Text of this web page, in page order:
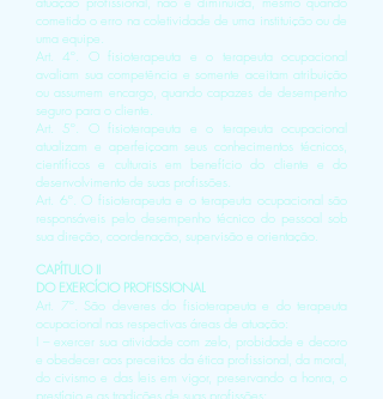
cometido o erro na coletividade de uma instituição ou de
uma equipe.
Art. 4º. O fisioterapeuta e o terapeuta ocupacional
avaliam sua competência e somente aceitam atribuição
ou assumem encargo, quando capazes de desempenho
seguro para o cliente.
Art. 5º. O fisioterapeuta e o terapeuta ocupacional
atualizam e aperfeiçoam seus conhecimentos técnicos,
científicos e culturais em benefício do cliente e do
desenvolvimento de suas profissões.
Art. 6º. O fisioterapeuta e o terapeuta ocupacional são
responsáveis pelo desempenho técnico do pessoal sob
sua direção, coordenação, supervisão e orientação.
CAPÍTULO II
DO EXERCÍCIO PROFISSIONAL
Art. 7º. São deveres do fisioterapeuta e do terapeuta
ocupacional nas respectivas áreas de atuação:
I – exercer sua atividade com zelo, probidade e decoro
e obedecer aos preceitos da ética profissional, da moral,
do civismo e das leis em vigor, preservando a honra, o
prestígio e as tradições de suas profissões;